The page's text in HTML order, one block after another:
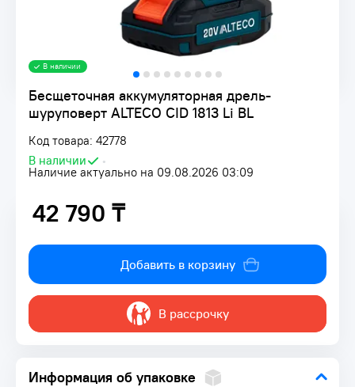
Бесщеточная аккумуляторная дрель-
шуруповерт ALTECO CID 1813 Li BL
Код товара: 42778
В наличии
•
Наличие актуально на 09.08.2026 03:09
В наличии
42 790 ₸
42 790 ₸
Добавить в корзину
В рассрочку
Информация об упаковке